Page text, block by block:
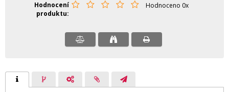
Hodnocení
produktu
Hodnoceno 0x